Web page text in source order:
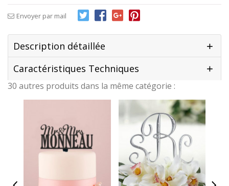
Envoyer par mail
Description détaillée
Caractéristiques Techniques
30 autres produits dans la même catégorie :